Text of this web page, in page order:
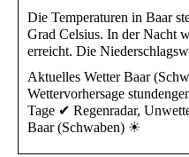
Die Temperaturen in Baar
Grad Celsius. In der Nacht
erreicht. Die
Aktuelles Wetter Baar
Wettervorhersage
Tage ✔ Regenradar,
Baar (Schwaben) ☀